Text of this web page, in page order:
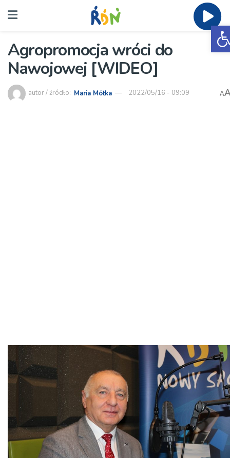
Agropromocja wróci do
Nawojowej [WIDEO]
autor / źródło: Maria Mółka 2022/05/16 - 09:09 A